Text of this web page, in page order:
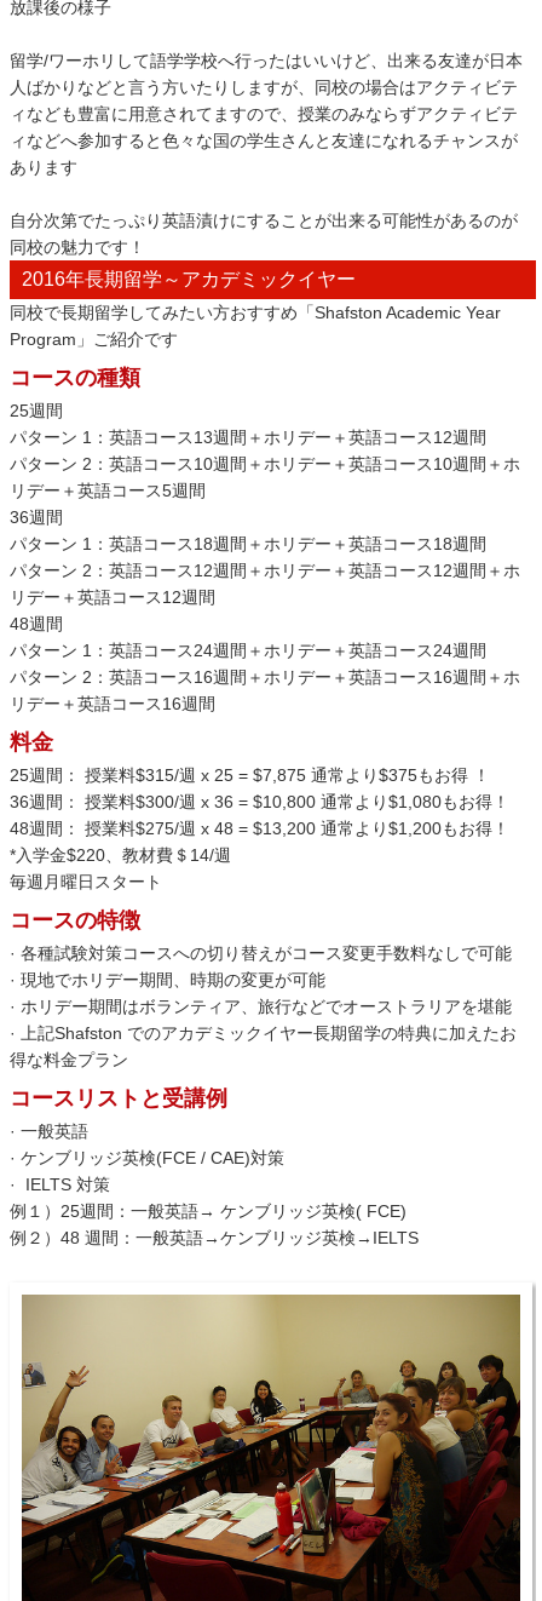
放課後の様子
留学/ワーホリして語学学校へ行ったはいいけど、出来る友達が日本
人ばかりなどと言う方いたりしますが、同校の場合はアクティビテ
ィなども豊富に用意されてますので、授業のみならずアクティビテ
ィなどへ参加すると色々な国の学生さんと友達になれるチャンスが
あります
自分次第でたっぷり英語漬けにすることが出来る可能性があるのが
同校の魅力です！
2016年長期留学～アカデミックイヤー
同校で長期留学してみたい方おすすめ「Shafston Academic Year
Program」ご紹介です
コースの種類
25週間
パターン 1：英語コース13週間＋ホリデー＋英語コース12週間
パターン 2：英語コース10週間＋ホリデー＋英語コース10週間＋ホ
リデー＋英語コース5週間
36週間
パターン 1：英語コース18週間＋ホリデー＋英語コース18週間
パターン 2：英語コース12週間＋ホリデー＋英語コース12週間＋ホ
リデー＋英語コース12週間
48週間
パターン 1：英語コース24週間＋ホリデー＋英語コース24週間
パターン 2：英語コース16週間＋ホリデー＋英語コース16週間＋ホ
リデー＋英語コース16週間
料金
25週間： 授業料$315/週 x 25 = $7,875 通常より$375もお得 ！
36週間： 授業料$300/週 x 36 = $10,800 通常より$1,080もお得！
48週間： 授業料$275/週 x 48 = $13,200 通常より$1,200もお得！
*入学金$220、教材費＄14/週
毎週月曜日スタート
コースの特徴
· 各種試験対策コースへの切り替えがコース変更手数料なしで可能
· 現地でホリデー期間、時期の変更が可能
· ホリデー期間はボランティア、旅行などでオーストラリアを堪能
· 上記Shafston でのアカデミックイヤー長期留学の特典に加えたお
得な料金プラン
コースリストと受講例
· 一般英語
· ケンブリッジ英検(FCE / CAE)対策
· IELTS 対策
例１）25週間：一般英語→ ケンブリッジ英検( FCE)
例２）48 週間：一般英語→ケンブリッジ英検→IELTS